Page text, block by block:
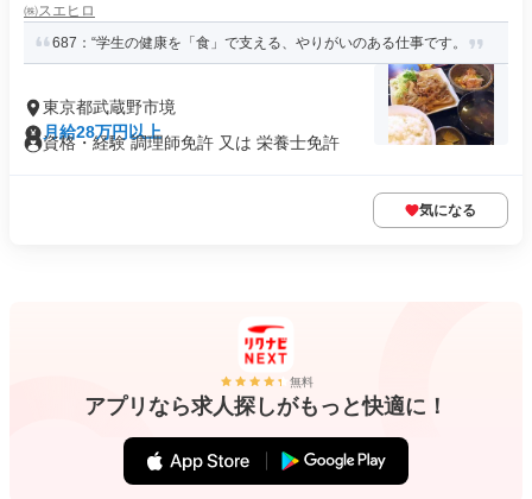
㈱スエヒロ
687：“学生の健康を「食」で支える、やりがいのある仕事です。
東京都武蔵野市境
月給28万円以上
資格・経験 調理師免許 又は 栄養士免許
気になる
無料
アプリなら求人探しがもっと快適に！